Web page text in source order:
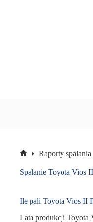
główna
Raporty spalania
Spalanie Toyota Vios
Ile pali Toyota Vios II
Lata produkcji Toyota